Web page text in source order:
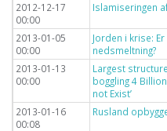
2012-12-17
00:00
Islamiseringen
2013-01-05
00:00
Jorden i krise:
nedsmeltning?
2013-01-13
00:00
Largest
boggling 4
not Exist’
2013-01-16
00:08
Rusland